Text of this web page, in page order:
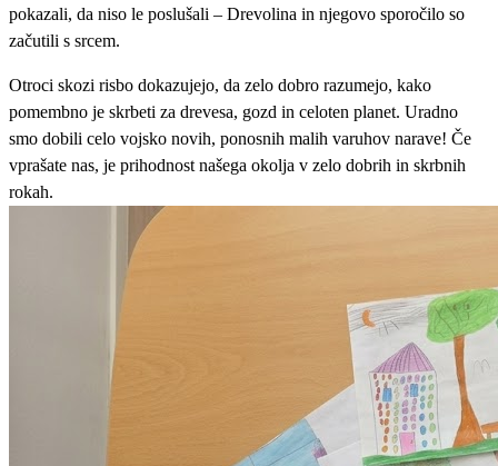
pokazali, da niso le poslušali – Drevolina in njegovo sporočilo so
začutili s srcem.
Otroci skozi risbo dokazujejo, da zelo dobro razumejo, kako
pomembno je skrbeti za drevesa, gozd in celoten planet. Uradno
smo dobili celo vojsko novih, ponosnih malih varuhov narave! Če
vprašate nas, je prihodnost našega okolja v zelo dobrih in skrbnih
rokah.